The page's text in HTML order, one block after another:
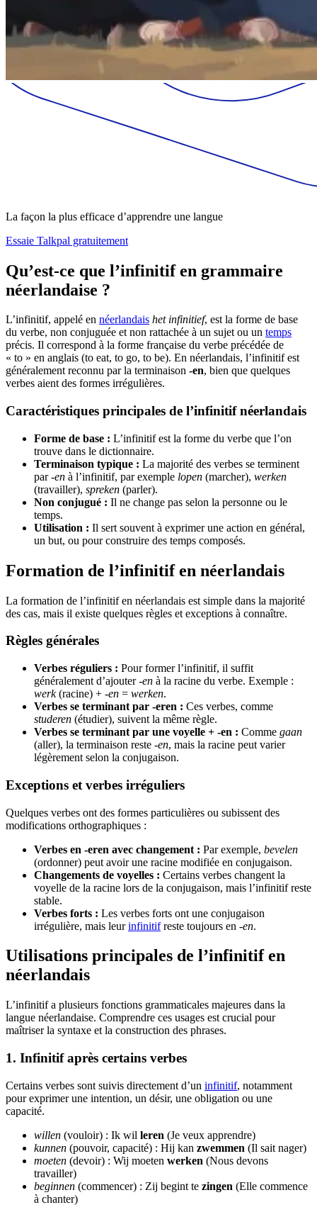
La façon la plus efficace d’apprendre une langue
Essaie Talkpal gratuitement
Qu’est-ce que l’infinitif en grammaire
néerlandaise ?
L’infinitif, appelé en néerlandais het infinitief, est la forme de base
du verbe, non conjuguée et non rattachée à un sujet ou un temps
précis. Il correspond à la forme française du verbe précédée de
« to » en anglais (to eat, to go, to be). En néerlandais, l’infinitif est
généralement reconnu par la terminaison -en, bien que quelques
verbes aient des formes irrégulières.
Caractéristiques principales de l’infinitif néerlandais
Forme de base : L’infinitif est la forme du verbe que l’on
trouve dans le dictionnaire.
Terminaison typique : La majorité des verbes se terminent
par-en à l’infinitif, par exemple lopen (marcher), werken
(travailler), spreken (parler).
Non conjugué : Il ne change pas selon la personne ou le
temps.
Utilisation : Il sert souvent à exprimer une action en général,
un but, ou pour construire des temps composés.
Formation de l’infinitif en néerlandais
La formation de l’infinitif en néerlandais est simple dans la majorité
des cas, mais il existe quelques règles et exceptions à connaître.
Règles générales
Verbes réguliers : Pour former l’infinitif, il suffit
généralement d’ajouter-en à la racine du verbe. Exemple :
werk(racine) + -en = werken.
Verbes se terminant par -eren : Ces verbes, comme
studeren (étudier), suivent la même règle.
Verbes se terminant par une voyelle + -en : Comme gaan
(aller), la terminaison reste -en, mais la racine peut varier
légèrement selon la conjugaison.
Exceptions et verbes irréguliers
Quelques verbes ont des formes particulières ou subissent des
modifications orthographiques :
Verbes en -eren avec changement : Par exemple, bevelen
(ordonner) peut avoir une racine modifiée en conjugaison.
Changements de voyelles : Certains verbes changent la
voyelle de la racine lors de la conjugaison, mais l’infinitif reste
stable.
Verbes forts : Les verbes forts ont une conjugaison
irrégulière, mais leurinfinitifreste toujours en -en.
Utilisations principales de l’infinitif en
néerlandais
L’infinitif a plusieurs fonctions grammaticales majeures dans la
langue néerlandaise. Comprendre ces usages est crucial pour
maîtriser la syntaxe et la construction des phrases.
1. Infinitif après certains verbes
Certains verbes sont suivis directement d’un infinitif, notamment
pour exprimer une intention, un désir, une obligation ou une
capacité.
willen (vouloir) : Ik wil leren (Je veux apprendre)
kunnen (pouvoir, capacité) : Hij kan zwemmen (Il sait nager)
moeten (devoir) : Wij moeten werken (Nous devons
travailler)
beginnen (commencer) : Zij begint te zingen (Elle commence
à chanter)